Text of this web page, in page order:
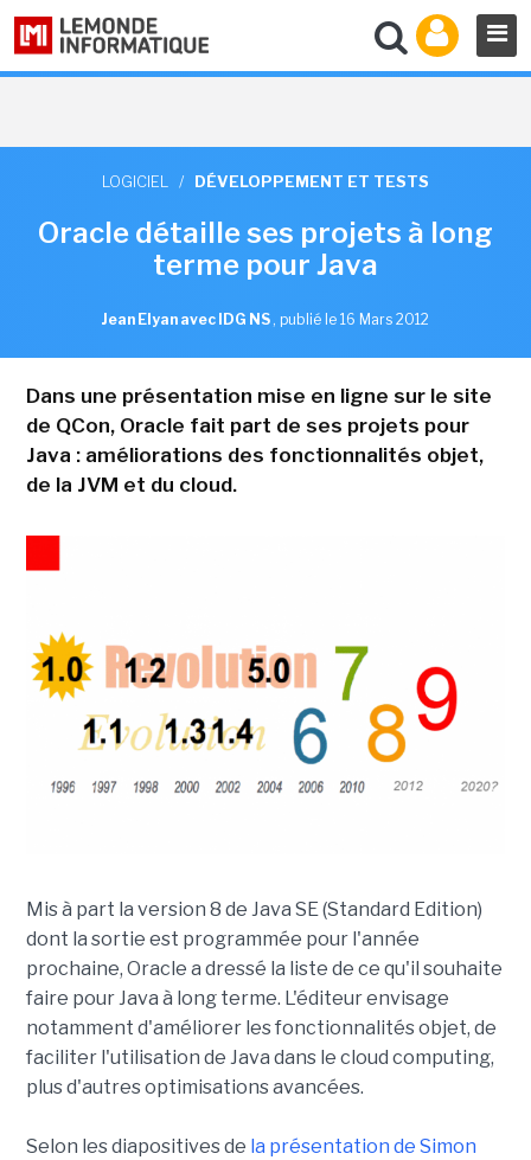
LOGICIEL / DÉVELOPPEMENT ET TESTS
Oracle détaille ses projets à long
terme pour Java
Jean Elyan avec IDG NS , publié le 16 Mars 2012
Dans une présentation mise en ligne sur le site
de QCon, Oracle fait part de ses projets pour
Java : améliorations des fonctionnalités objet,
de la JVM et du cloud.
Mis à part la version 8 de Java SE (Standard Edition)
dont la sortie est programmée pour l'année
prochaine, Oracle a dressé la liste de ce qu'il souhaite
faire pour Java à long terme. L'éditeur envisage
notamment d'améliorer les fonctionnalités objet, de
faciliter l'utilisation de Java dans le cloud computing,
plus d'autres optimisations avancées.
Selon les diapositives de la présentation de Simon